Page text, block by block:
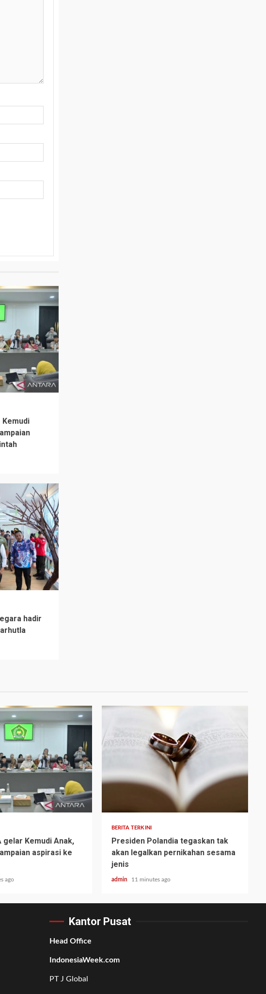
Kemudi
hadir
gelar Kemudi Anak,
aspirasi ke
ago
BERITA TERKINI
Presiden Polandia tegaskan tak
akan legalkan pernikahan sesama
jenis
admin 11 minutes ago
Kantor Pusat
Head Office
IndonesiaWeek.com
PT J Global